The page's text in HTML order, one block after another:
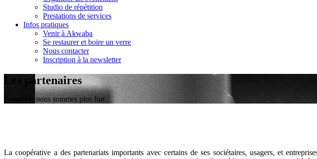
Studio de répétition
Prestations de services
Infos pratiques
Venir à Akwaba
Se restaurer et boire un verre
Nous contacter
Inscription à la newsletter
Les partenaires
Ensemble nous sommes plus fort
La coopérative a des partenariats importants avec certains de ses sociétaires, usagers, et